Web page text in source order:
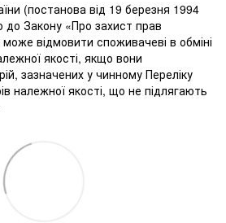
(постанова від 19 березня 1994
до Закону «Про захист прав
відмовити споживачеві в обміні
якості, якщо вони
зазначених у чинному Переліку
належної якості, що не підлягають